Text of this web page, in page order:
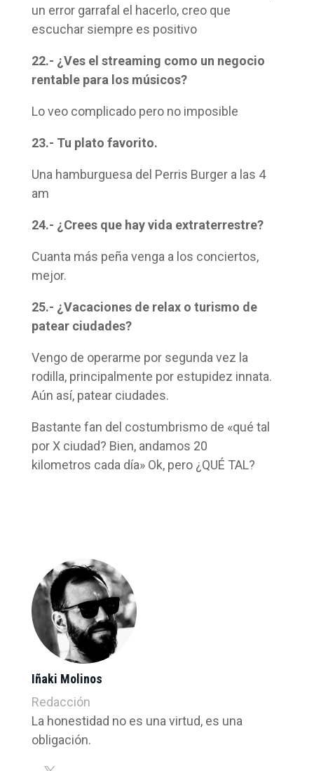
un error garrafal el hacerlo, creo que
escuchar siempre es positivo
22.- ¿Ves el streaming como un negocio
rentable para los músicos?
Lo veo complicado pero no imposible
23.- Tu plato favorito.
Una hamburguesa del Perris Burger a las 4
am
24.- ¿Crees que hay vida extraterrestre?
Cuanta más peña venga a los conciertos,
mejor.
25.- ¿Vacaciones de relax o turismo de
patear ciudades?
Vengo de operarme por segunda vez la
rodilla, principalmente por estupidez innata.
Aún así, patear ciudades.
Bastante fan del costumbrismo de «qué tal
por X ciudad? Bien, andamos 20
kilometros cada día» Ok, pero ¿QUÉ TAL?
Iñaki Molinos
Redacción
La honestidad no es una virtud, es una
obligación.